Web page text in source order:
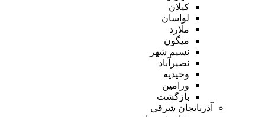
کیلان
لواسان
ملارد
میگون
نسیم شهر
نصیرآباد
وحیدیه
ورامین
بازگشت
آذربایجان شرقی